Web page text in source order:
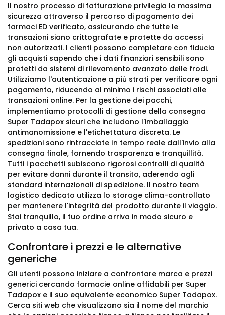
Il nostro processo di fatturazione privilegia la massima
sicurezza attraverso il percorso di pagamento dei
farmaci ED verificato, assicurando che tutte le
transazioni siano crittografate e protette da accessi
non autorizzati. I clienti possono completare con fiducia
gli acquisti sapendo che i dati finanziari sensibili sono
protetti da sistemi di rilevamento avanzato delle frodi.
Utilizziamo l'autenticazione a più strati per verificare ogni
pagamento, riducendo al minimo i rischi associati alle
transazioni online. Per la gestione dei pacchi,
implementiamo protocolli di gestione della consegna
Super Tadapox sicuri che includono l'imballaggio
antimanomissione e l'etichettatura discreta. Le
spedizioni sono rintracciate in tempo reale dall'invio alla
consegna finale, fornendo trasparenza e tranquillità.
Tutti i pacchetti subiscono rigorosi controlli di qualità
per evitare danni durante il transito, aderendo agli
standard internazionali di spedizione. Il nostro team
logistico dedicato utilizza lo storage clima-controllato
per mantenere l'integrità del prodotto durante il viaggio.
Stai tranquillo, il tuo ordine arriva in modo sicuro e
privato a casa tua.
Confrontare i prezzi e le alternative
generiche
Gli utenti possono iniziare a confrontare marca e prezzi
generici cercando farmacie online affidabili per Super
Tadapox e il suo equivalente economico Super Tadapox.
Cerca siti web che visualizzano sia il nome del marchio